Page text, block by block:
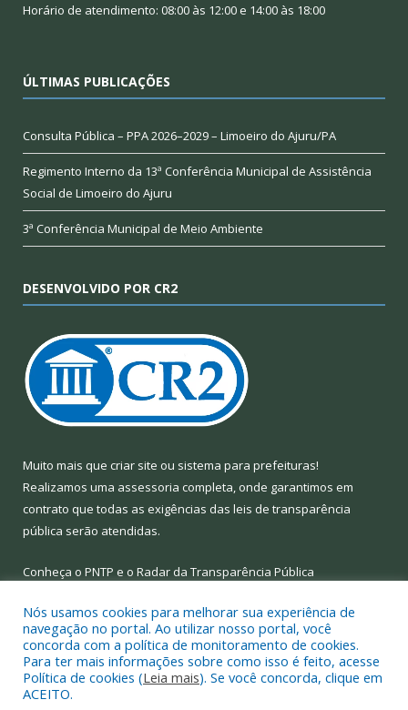
Horário de atendimento: 08:00 às 12:00 e 14:00 às 18:00
ÚLTIMAS PUBLICAÇÕES
Consulta Pública – PPA 2026–2029 – Limoeiro do Ajuru/PA
Regimento Interno da 13ª Conferência Municipal de Assistência
Social de Limoeiro do Ajuru
3ª Conferência Municipal de Meio Ambiente
DESENVOLVIDO POR CR2
Muito mais que criar site ou sistema para prefeituras!
Realizamos uma assessoria completa, onde garantimos em
contrato que todas as exigências das leis de transparência
pública serão atendidas.
Conheça o PNTP e o Radar da Transparência Pública
Todos os direitos reservados a Prefeitura Municipal de Limoeiro
do Ajuru.
Nós usamos cookies para melhorar sua experiência de
navegação no portal. Ao utilizar nosso portal, você
concorda com a política de monitoramento de cookies.
Para ter mais informações sobre como isso é feito, acesse
Política de cookies (Leia mais). Se você concorda, clique em
ACEITO.